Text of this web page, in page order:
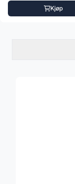
Kjøp